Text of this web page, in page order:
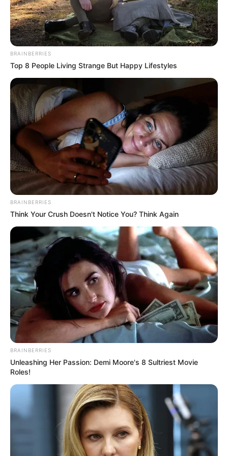
pero necesitamos el apoyo de todos los actores viales” :
manifestóAlbeiro Zuluaga.
La Policía Tolima brinda a viajeros recomendaciones
para evitar accidentes de tránsito en este puente
festivo.
-Revise el estado mecánicode su vehículo.
No consuma bebidas embriagantes.
- Acate las normasde tránsito.
-Verifique el estado
-Revise su vehículo antes de viajar:lleve su vehículo a
un taller mecánico donde puedan hacer una revisión
previa de su carro.
Recuerde tener los documentos al día,así evitará
BRAINBERRIES
Top 8 People Living Strange But Happy Lifestyles
BRAINBERRIES
Think Your Crush Doesn't Notice You? Think Again
BRAINBERRIES
Unleashing Her Passion: Demi Moore's 8 Sultriest Movie
Roles!